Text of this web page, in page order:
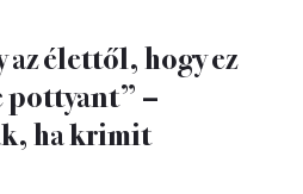
az élettől, hogy ez
pottyant” –
ha krimit